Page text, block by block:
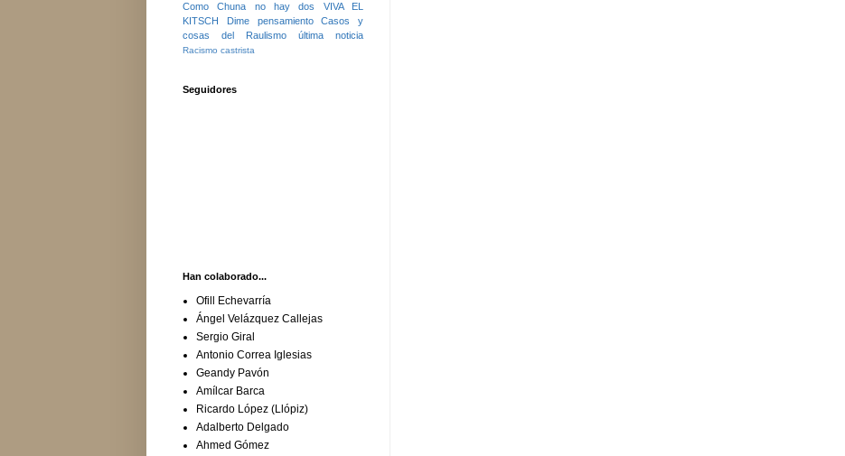
Como Chuna no hay dos
VIVA EL
KITSCH
Dime pensamiento
Casos y
cosas del Raulismo
última noticia
Racismo castrista
Seguidores
Han colaborado...
Ofill Echevarría
Ángel Velázquez Callejas
Sergio Giral
Antonio Correa Iglesias
Geandy Pavón
Amílcar Barca
Ricardo López (Llópiz)
Adalberto Delgado
Ahmed Gómez